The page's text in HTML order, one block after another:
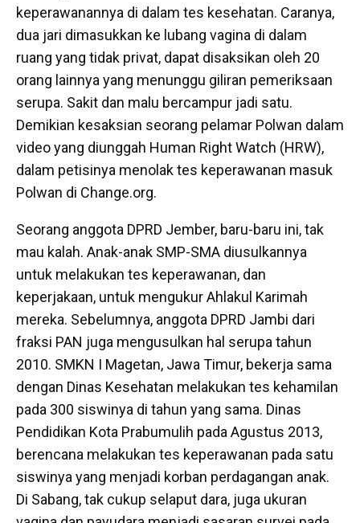
keperawanannya di dalam tes kesehatan. Caranya,
dua jari dimasukkan ke lubang vagina di dalam
ruang yang tidak privat, dapat disaksikan oleh 20
orang lainnya yang menunggu giliran pemeriksaan
serupa. Sakit dan malu bercampur jadi satu.
Demikian kesaksian seorang pelamar Polwan dalam
video yang diunggah Human Right Watch (HRW),
dalam petisinya menolak tes keperawanan masuk
Polwan di Change.org.
Seorang anggota DPRD Jember, baru-baru ini, tak
mau kalah. Anak-anak SMP-SMA diusulkannya
untuk melakukan tes keperawanan, dan
keperjakaan, untuk mengukur Ahlakul Karimah
mereka. Sebelumnya, anggota DPRD Jambi dari
fraksi PAN juga mengusulkan hal serupa tahun
2010. SMKN I Magetan, Jawa Timur, bekerja sama
dengan Dinas Kesehatan melakukan tes kehamilan
pada 300 siswinya di tahun yang sama. Dinas
Pendidikan Kota Prabumulih pada Agustus 2013,
berencana melakukan tes keperawanan pada satu
siswinya yang menjadi korban perdagangan anak.
Di Sabang, tak cukup selaput dara, juga ukuran